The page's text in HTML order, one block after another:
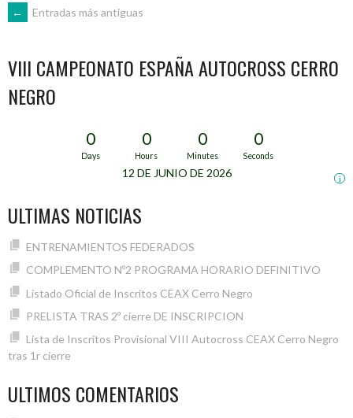
IR
A
LAS
ENTRADAS
← Entradas más antiguas
VIII CAMPEONATO ESPAÑA AUTOCROSS CERRO
NEGRO
0
Days
0
Hours
0
Minutes
0
Seconds
12 DE JUNIO DE 2026 i
ULTIMAS NOTICIAS
ENTRENAMIENTOS FEDERADOS
COMPLEMENTO Nº2 PROGRAMA HORARIO DEFINITIVO
Listado Oficial de Inscritos CEAX Cerro Negro
PRELISTA TRAS 2º cierre DE INSCRIPCION
Lista de Inscritos Provisional VIII Autocross CEAX Cerro Negro
tras 1r cierre
ULTIMOS COMENTARIOS